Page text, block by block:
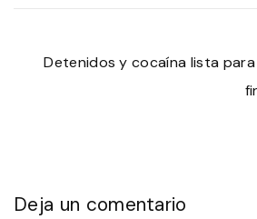
Detenidos y cocaína lista
Deja un comentario